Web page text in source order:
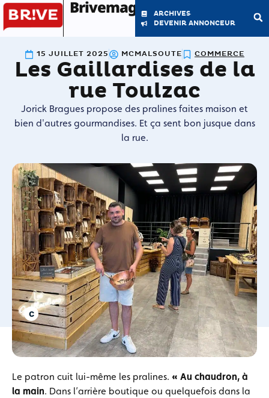
Brivemag'
ARCHIVES
DEVENIR ANNONCEUR
15 JUILLET 2025 MCMALSOUTE COMMERCE
Les Gaillardises de la
rue Toulzac
Jorick Bragues propose des pralines faites maison et
bien d'autres gourmandises. Et ça sent bon jusque dans
la rue.
Le patron cuit lui-même les pralines. « Au chaudron, à
la main. Dans l’arrière boutique ou quelquefois dans la